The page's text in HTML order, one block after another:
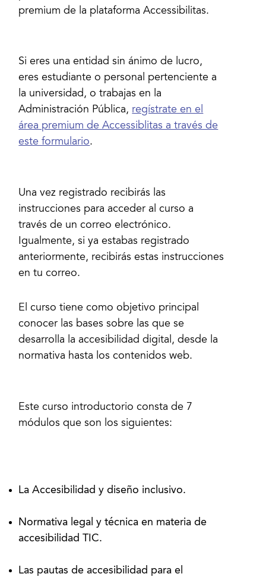
premium de la plataforma Accessibilitas.
Si eres una entidad sin ánimo de lucro,
eres estudiante o personal pertenciente a
la universidad, o trabajas en la
Administración Pública, regístrate en el
área premium de Accessiblitas a través de
este formulario.
Una vez registrado recibirás las
instrucciones para acceder al curso a
través de un correo electrónico.
Igualmente, si ya estabas registrado
anteriormente, recibirás estas instrucciones
El curso tiene como objetivo principal
conocer las bases sobre las que se
desarrolla la accesibilidad digital, desde la
normativa hasta los contenidos web.
Este curso introductorio consta de 7
módulos que son los siguientes:
La Accesibilidad y diseño inclusivo.
Normativa legal y técnica en materia de
accesibilidad TIC.
Las pautas de accesibilidad para el